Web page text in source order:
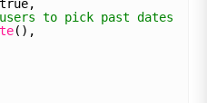
to pick past dates
(),